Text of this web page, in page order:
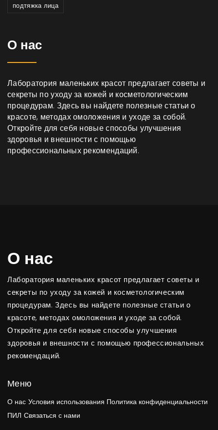
подтяжка лица
О нас
Лаборатория маленьких красот предлагает советы и
секреты по уходу за кожей и косметологическим
процедурам. Здесь вы найдете полезные статьи о
красоте, методах омоложения и уходе за собой.
Откройте для себя новые способы улучшения
здоровья и внешности с помощью
профессиональных рекомендаций.
О нас
Лаборатория маленьких красот предлагает советы и
секреты по уходу за кожей и косметологическим
процедурам. Здесь вы найдете полезные статьи о
красоте, методах омоложения и уходе за собой.
Откройте для себя новые способы улучшения
здоровья и внешности с помощью профессиональных
рекомендаций.
Меню
О нас Условия использования Политика конфиденциальности
ПИЛ Связаться с нами